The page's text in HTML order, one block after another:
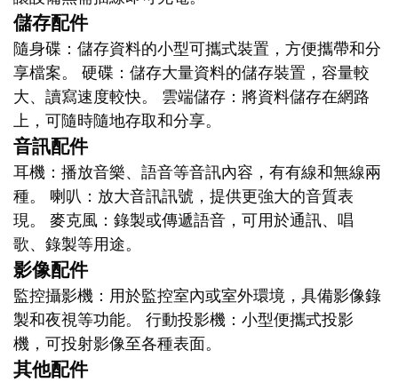
儲存配件
隨身碟：儲存資料的小型可攜式裝置，方便攜帶和分
享檔案。 硬碟：儲存大量資料的儲存裝置，容量較
大、讀寫速度較快。 雲端儲存：將資料儲存在網路
上，可隨時隨地存取和分享。
音訊配件
耳機：播放音樂、語音等音訊內容，有有線和無線兩
種。 喇叭：放大音訊訊號，提供更強大的音質表
現。 麥克風：錄製或傳遞語音，可用於通訊、唱
歌、錄製等用途。
影像配件
監控攝影機：用於監控室內或室外環境，具備影像錄
製和夜視等功能。 行動投影機：小型便攜式投影
機，可投射影像至各種表面。
其他配件